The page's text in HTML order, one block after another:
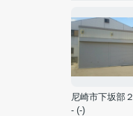
尼崎市下坂部
- (-)